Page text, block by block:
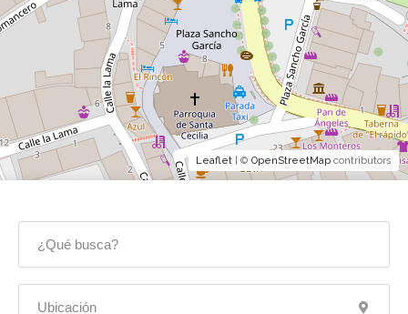
Leaflet | © OpenStreetMap contributors